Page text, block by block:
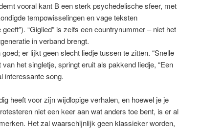
vooral kant B een sterk psychedelische sfeer, met
tempowisselingen en vage teksten
“Giglied” is zelfs een countrynummer – niet het
in verband brengt.
er lijkt geen slecht liedje tussen te zitten. “Snelle
het singletje, springt eruit als pakkend liedje, “Een
interessante song.
heeft voor zijn wijdlopige verhalen, en hoewel je je
niet een keer aan wat anders toe bent, is er al
Het zal waarschijnlijk geen klassieker worden,